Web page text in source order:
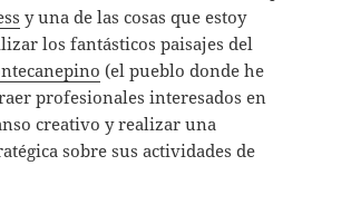
y una de las cosas que estoy
los fantásticos paisajes del
(el pueblo donde he
profesionales interesados en
creativo y realizar una
sobre sus actividades de